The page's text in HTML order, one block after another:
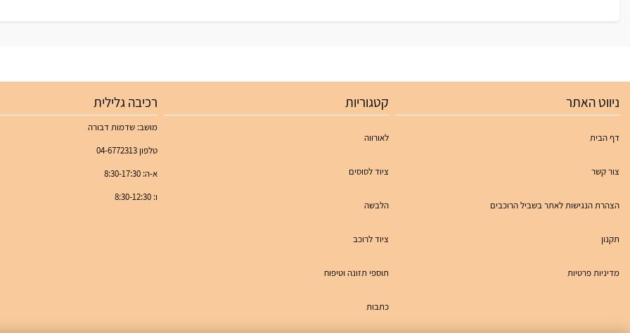
ניווט האתר
דף הבית
צור קשר
הצהרת הנגישות לאתר בשביל הרוכבים
תקנון
מדיניות פרטיות
קטגוריות
לאורווה
ציוד לסוסים
הלבשה
ציוד לרוכב
תוספי תזונה וטיפוח
כתבות
רכיבה גלילית
מושב: שדמות דבורה
טלפון 04-6772313
א-ה: 8:30-17:30
ו: 8:30-12:30